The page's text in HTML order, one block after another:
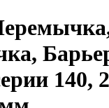
140,